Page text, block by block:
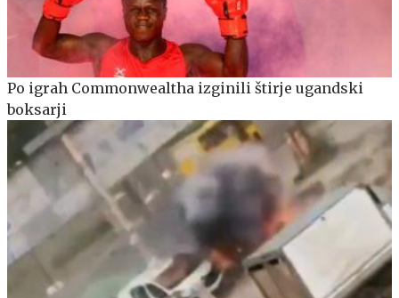
Po igrah Commonwealtha izginili štirje ugandski
boksarji